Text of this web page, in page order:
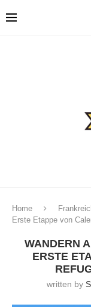
Home
Erste Etappe von
WANDERN
ERSTE
written by